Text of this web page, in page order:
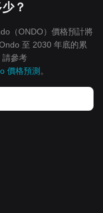
？
（ONDO）價格預計將
至 2030 年底的累
請參考
價格預測 。